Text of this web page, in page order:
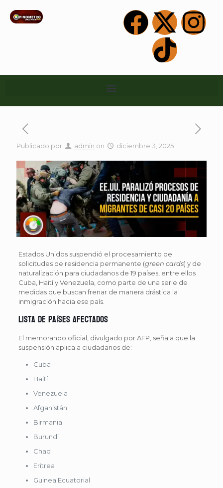
Publicado por admin on diciembre 3, 2025
Estados Unidos suspendió el procesamiento de
solicitudes de residencia permanente (green cards) y de
naturalización para ciudadanos de 19 países, entre ellos
Cuba, Haití y Venezuela, como parte de una serie de
medidas que buscan frenar de manera drástica la
inmigración hacia ese país.
Lista de países afectados
El memorando oficial, divulgado por AFP, señala que la
suspensión aplica a ciudadanos de:
Cuba
Haití
Venezuela
Afganistán
Birmania
Burundi
Chad
Eritrea
Guinea Ecuatorial